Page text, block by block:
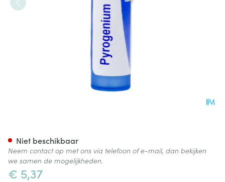
€ 5,37
Niet beschikbaar
Neem contact op met ons via telefoon of e-mail, dan bekijken
we samen de mogelijkheden.